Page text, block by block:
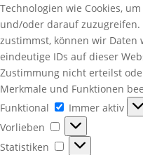
Technologien wie Cookies,
und/oder darauf
zustimmst, können wir Daten
eindeutige IDs auf dieser
Zustimmung nicht erteilst
Merkmale und Funktionen
Funktional
Funktional
Immer aktiv
Vorlieben
Vorlieben
Statistiken
Statistiken